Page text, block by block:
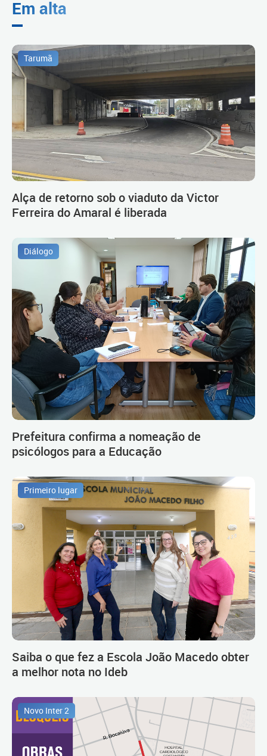
Em alta
Tarumã
Alça de retorno sob o viaduto da Victor
Ferreira do Amaral é liberada
Diálogo
Prefeitura confirma a nomeação de
psicólogos para a Educação
Primeiro lugar
Saiba o que fez a Escola João Macedo obter
a melhor nota no Ideb
Novo Inter 2